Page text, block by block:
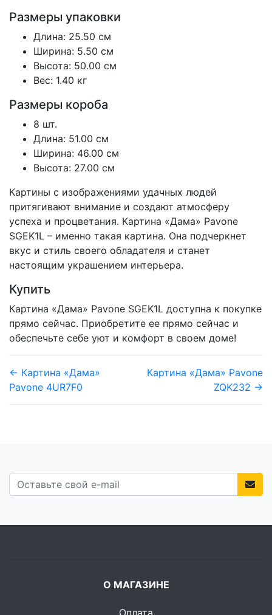
Размеры упаковки
Длина: 25.50 см
Ширина: 5.50 см
Высота: 50.00 см
Вес: 1.40 кг
Размеры короба
8 шт.
Длина: 51.00 см
Ширина: 46.00 см
Высота: 27.00 см
Картины с изображениями удачных людей
притягивают внимание и создают атмосферу
успеха и процветания. Картина «Дама» Pavone
SGEK1L – именно такая картина. Она подчеркнет
вкус и стиль своего обладателя и станет
настоящим украшением интерьера.
Купить
Картина «Дама» Pavone SGEK1L доступна к покупке
прямо сейчас. Приобретите ее прямо сейчас и
обеспечьте себе уют и комфорт в своем доме!
← Картина «Дама»
Pavone 4UR7F0
Картина «Дама» Pavone
ZQK232 →
О МАГАЗИНЕ